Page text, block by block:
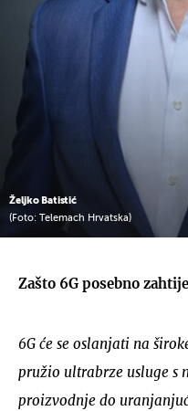
Željko Batistić
(Foto: Telemach Hrvatska)
Zašto 6G posebno
6G će se oslanjati na
pružio ultrabrze usluge s
proizvodnje do